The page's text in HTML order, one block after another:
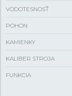
VODOTESNOSŤ
POHON
KAMIENKY
KALIBER STROJA
FUNKCIA